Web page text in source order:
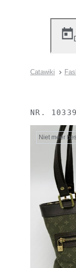
Catawiki
NR.
Niet meer